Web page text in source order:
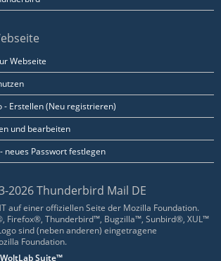
Webseite
- Erstellen (Neu registrieren)
und bearbeiten
neues Passwort festlegen
2026 Thunderbird Mail DE
auf einer offiziellen Seite der Mozilla Foundation.
Firefox®, Thunderbird™, Bugzilla™, Sunbird®, XUL™
sind (neben anderen) eingetragene
Foundation.
WoltLab Suite™